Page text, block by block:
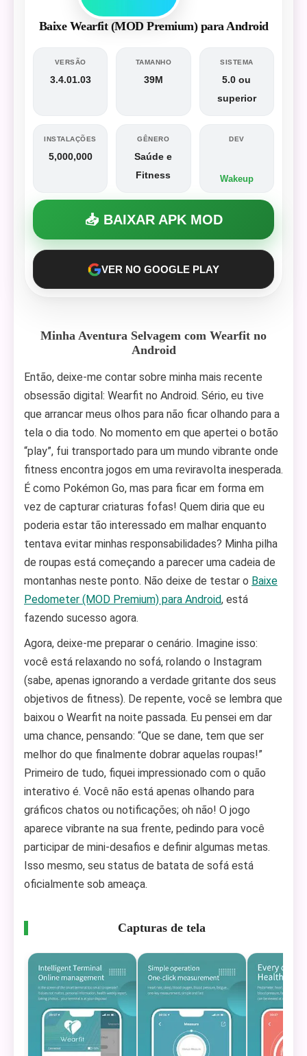
Baixe Wearfit (MOD Premium) para Android
VERSÃO
3.4.01.03
TAMANHO
39M
SISTEMA
5.0 ou
superior
INSTALAÇÕES
5,000,000
GÊNERO
Saúde e
Fitness
DEV
Wakeup
📥 BAIXAR APK MOD
VER NO GOOGLE PLAY
Minha Aventura Selvagem com Wearfit no
Android
Então, deixe-me contar sobre minha mais recente
obsessão digital: Wearfit no Android. Sério, eu tive
que arrancar meus olhos para não ficar olhando para a
tela o dia todo. No momento em que apertei o botão
“play”, fui transportado para um mundo vibrante onde
fitness encontra jogos em uma reviravolta inesperada.
É como Pokémon Go, mas para ficar em forma em
vez de capturar criaturas fofas! Quem diria que eu
poderia estar tão interessado em malhar enquanto
tentava evitar minhas responsabilidades? Minha pilha
de roupas está começando a parecer uma cadeia de
montanhas neste ponto. Não deixe de testar o Baixe
Pedometer (MOD Premium) para Android, está
fazendo sucesso agora.
Agora, deixe-me preparar o cenário. Imagine isso:
você está relaxando no sofá, rolando o Instagram
(sabe, apenas ignorando a verdade gritante dos seus
objetivos de fitness). De repente, você se lembra que
baixou o Wearfit na noite passada. Eu pensei em dar
uma chance, pensando: “Que se dane, tem que ser
melhor do que finalmente dobrar aquelas roupas!”
Primeiro de tudo, fiquei impressionado com o quão
interativo é. Você não está apenas olhando para
gráficos chatos ou notificações; oh não! O jogo
aparece vibrante na sua frente, pedindo para você
participar de mini-desafios e definir algumas metas.
Isso mesmo, seu status de batata de sofá está
oficialmente sob ameaça.
Capturas de tela